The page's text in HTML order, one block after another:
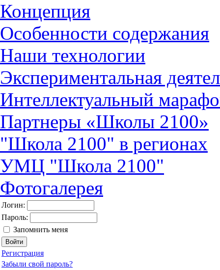
Концепция
Особенности содержания
Наши технологии
Экспериментальная
Интеллектуальный
Партнеры «Школы 2100»
"Школа 2100" в регионах
УМЦ "Школа 2100"
Фотогалерея
Логин:
Пароль:
Запомнить меня
Регистрация
Забыли свой пароль?